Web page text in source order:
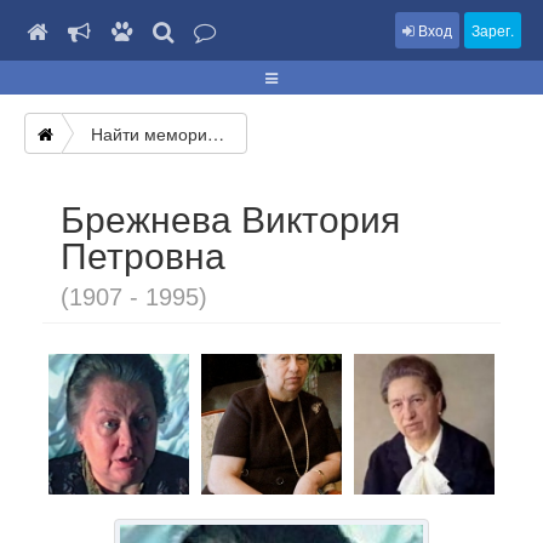
Вход Зарег.
Найти мемориал
Брежнева Виктория
Петровна
(1907 - 1995)